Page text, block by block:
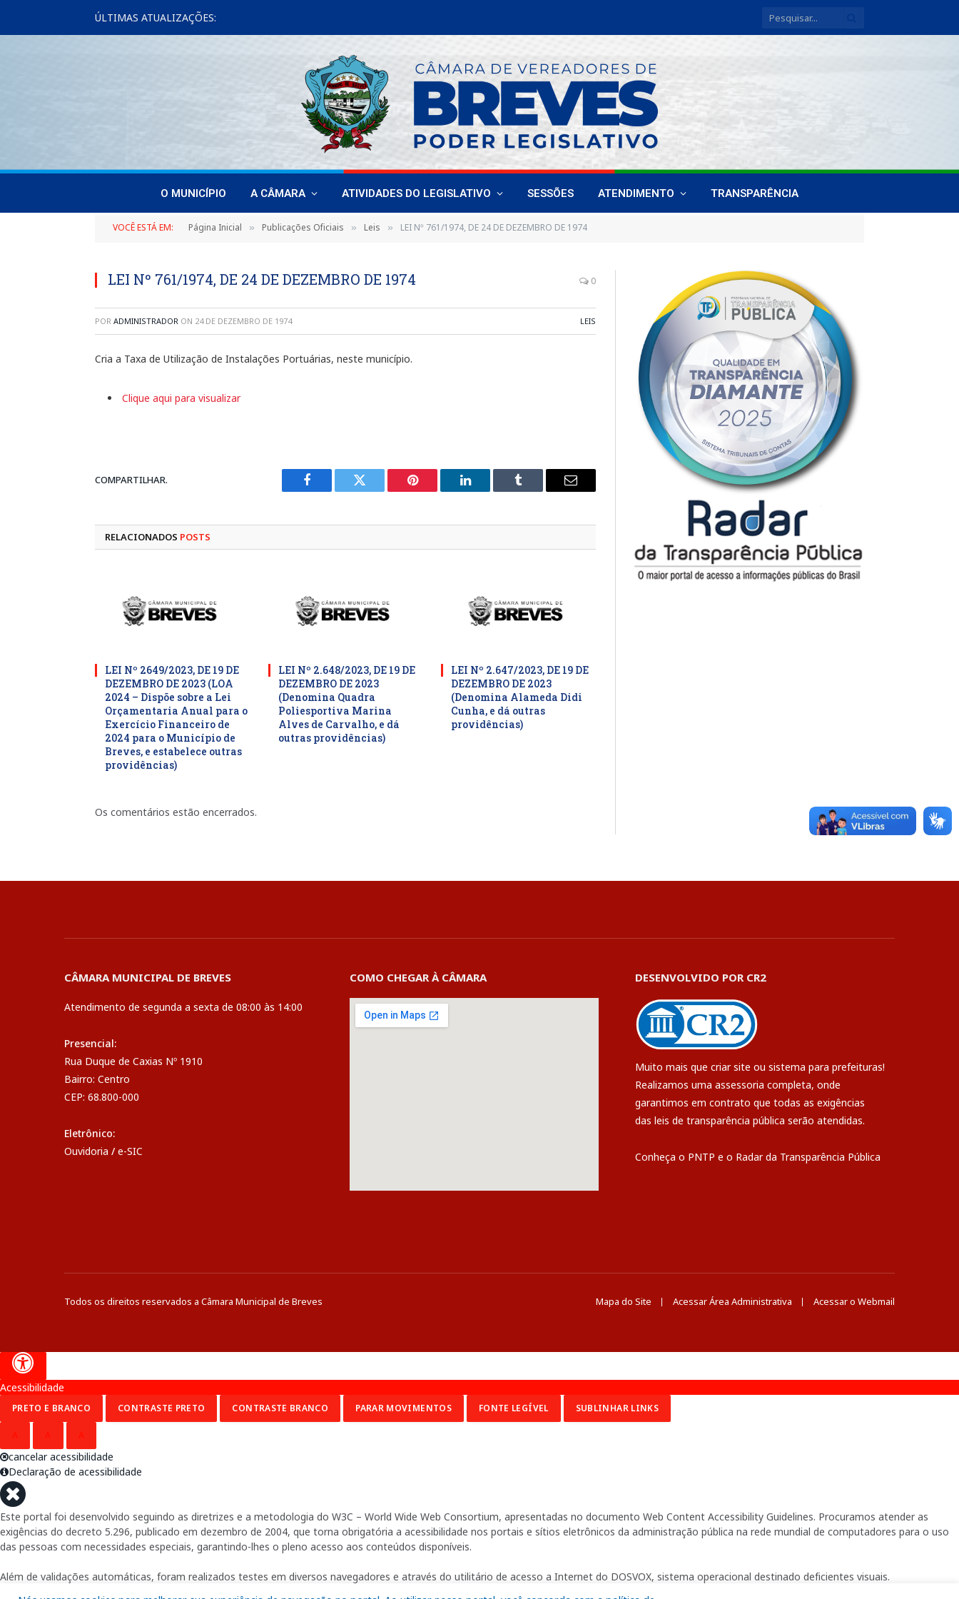
ÚLTIMAS ATUALIZAÇÕES:
O MUNICÍPIO A CÂMARA ATIVIDADES DO LEGISLATIVO SESSÕES ATENDIMENTO TRANSPARÊNCIA
VOCÊ ESTÁ EM: Página Inicial » Publicações Oficiais » Leis » LEI Nº 761/1974, DE 24 DE DEZEMBRO DE 1974
LEI Nº 761/1974, DE 24 DE DEZEMBRO DE 1974 0
POR ADMINISTRADOR ON 24 DE DEZEMBRO DE 1974 LEIS
Cria a Taxa de Utilização de Instalações Portuárias, neste município.
Clique aqui para visualizar
COMPARTILHAR.
Facebook Twitter Pinterest LinkedIn Tumblr
E-
RELACIONADOS POSTS
LEI Nº 2649/2023, DE 19 DE
DEZEMBRO DE 2023 (LOA
2024 – Dispõe sobre a Lei
Orçamentaria Anual para o
Exercício Financeiro de
2024 para o Município de
Breves, e estabelece outras
providências)
LEI Nº 2.648/2023, DE 19 DE
DEZEMBRO DE 2023
(Denomina Quadra
Poliesportiva Marina
Alves de Carvalho, e dá
outras providências)
LEI Nº 2.647/2023, DE 19 DE
DEZEMBRO DE 2023
(Denomina Alameda Didi
Cunha, e dá outras
providências)
Os comentários estão encerrados.
CÂMARA MUNICIPAL DE BREVES
Atendimento de segunda a sexta de 08:00 às 14:00
Presencial:
Rua Duque de Caxias Nº 1910
Bairro: Centro
CEP: 68.800-000
Eletrônico:
Ouvidoria / e-SIC
COMO CHEGAR À CÂMARA DESENVOLVIDO POR CR2
Muito mais que criar site ou sistema para prefeituras!
Realizamos uma assessoria completa, onde
garantimos em contrato que todas as exigências
das leis de transparência pública serão atendidas.
Conheça o PNTP e o Radar da Transparência Pública
Todos os direitos reservados a Câmara Municipal de Breves Mapa do Site Acessar Área Administrativa Acessar o Webmail
Acessibilidade
PRETO E BRANCO CONTRASTE PRETO CONTRASTE BRANCO PARAR MOVIMENTOS FONTE LEGÍVEL SUBLINHAR LINKS
cancelar acessibilidade
Declaração de acessibilidade
Este portal foi desenvolvido seguindo as diretrizes e a metodologia do W3C – World Wide Web Consortium, apresentadas no documento Web Content Accessibility Guidelines. Procuramos atender as
exigências do decreto 5.296, publicado em dezembro de 2004, que torna obrigatória a acessibilidade nos portais e sítios eletrônicos da administração pública na rede mundial de computadores para o uso
das pessoas com necessidades especiais, garantindo-lhes o pleno acesso aos conteúdos disponíveis.
Além de validações automáticas, foram realizados testes em diversos navegadores e através do utilitário de acesso a Internet do DOSVOX, sistema operacional destinado deficientes visuais.